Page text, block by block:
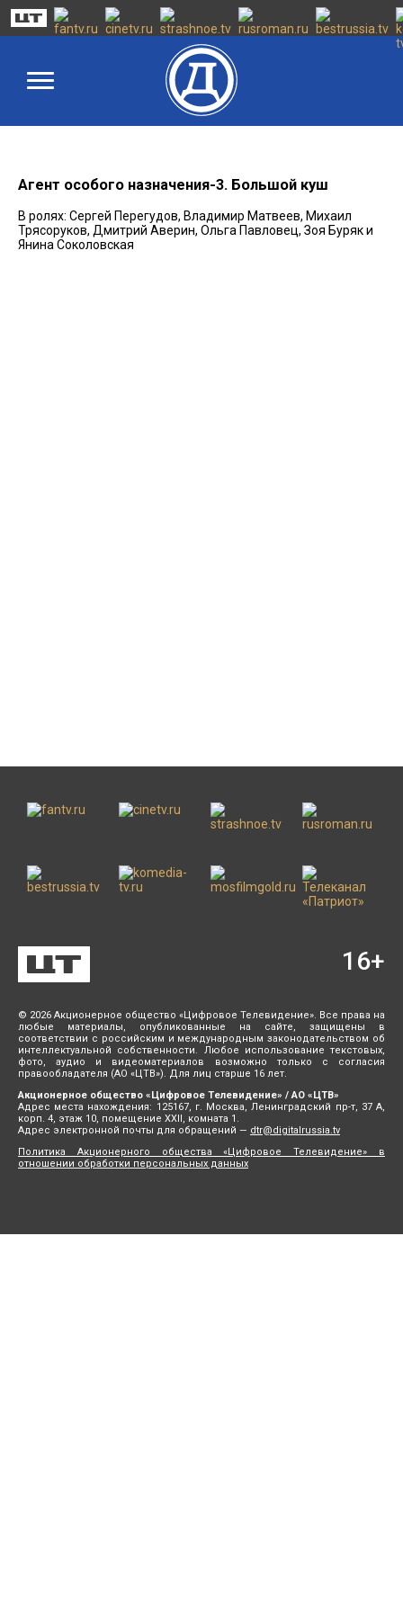
Агент особого назначения-3. Большой куш
В ролях: Сергей Перегудов, Владимир Матвеев, Михаил
Трясоруков, Дмитрий Аверин, Ольга Павловец, Зоя Буряк и
Янина Соколовская
© 2026 Акционерное общество «Цифровое Телевидение». Все права на
любые материалы, опубликованные на сайте, защищены в
соответствии с российским и международным законодательством об
интеллектуальной собственности. Любое использование текстовых,
фото, аудио и видеоматериалов возможно только с согласия
правообладателя (АО «ЦТВ»). Для лиц старше 16 лет.
Акционерное общество «Цифровое Телевидение» / АО «ЦТВ»
Адрес места нахождения: 125167, г. Москва, Ленинградский пр-т, 37 А,
корп. 4, этаж 10, помещение XXII, комната 1.
Адрес электронной почты для обращений — dtr@digitalrussia.tv
Политика Акционерного общества «Цифровое Телевидение» в
отношении обработки персональных данных
16+